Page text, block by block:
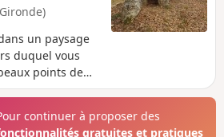
un paysage
duquel vous
points de
romane et
arrêter à la
continuer à proposer des
gratuites et pratiques